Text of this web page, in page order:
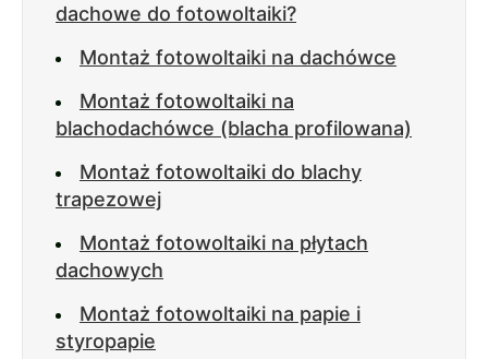
dachowe do fotowoltaiki?
Montaż fotowoltaiki na dachówce
Montaż fotowoltaiki na
blachodachówce (blacha profilowana)
Montaż fotowoltaiki do blachy
trapezowej
Montaż fotowoltaiki na płytach
dachowych
Montaż fotowoltaiki na papie i
styropapie